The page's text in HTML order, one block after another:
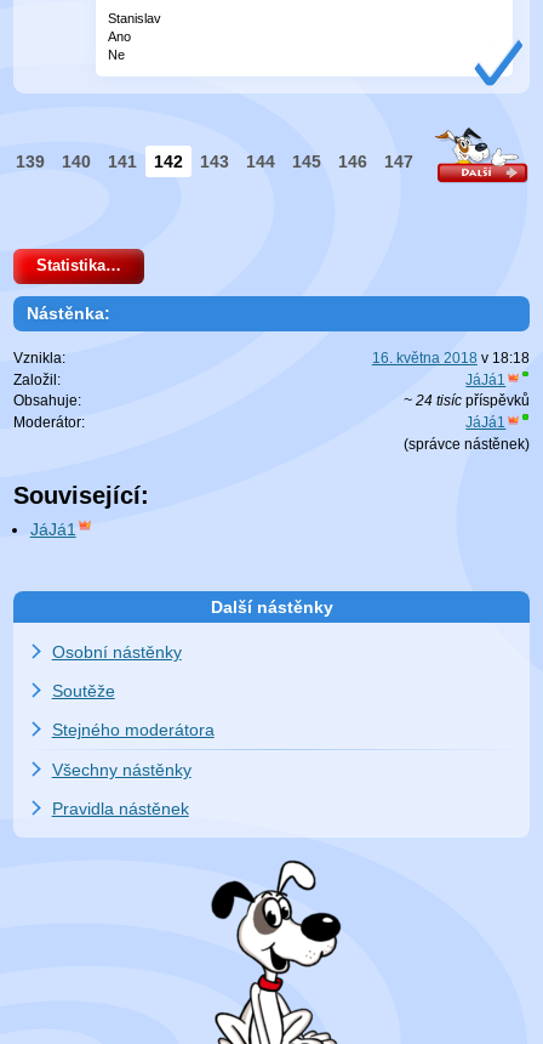
Stanislav
Ano
Ne
139 140 141 142 143 144 145 146 147
Statistika…
Nástěnka:
Vznikla: 16. května 2018 v 18:18
Založil:
JáJá1
Obsahuje:
~ 24 tisícpříspěvků
Moderátor:
JáJá1
(správce nástěnek)
Související:
JáJá1
Další nástěnky
Osobní nástěnky
Soutěže
Stejného moderátora
Všechny nástěnky
Pravidla nástěnek